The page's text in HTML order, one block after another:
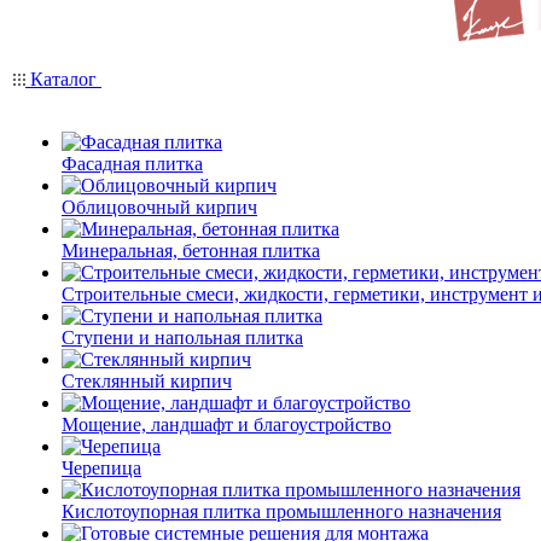
Каталог
Фасадная плитка
Облицовочный кирпич
Минеральная, бетонная плитка
Строительные смеси, жидкости, герметики, инструмент
Ступени и напольная плитка
Cтеклянный кирпич
Мощение, ландшафт и благоустройство
Черепица
Кислотоупорная плитка промышленного назначения